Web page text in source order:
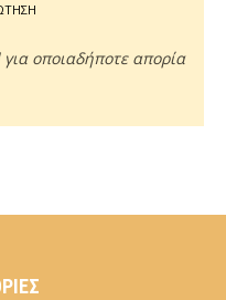
οποιαδήποτε απορία